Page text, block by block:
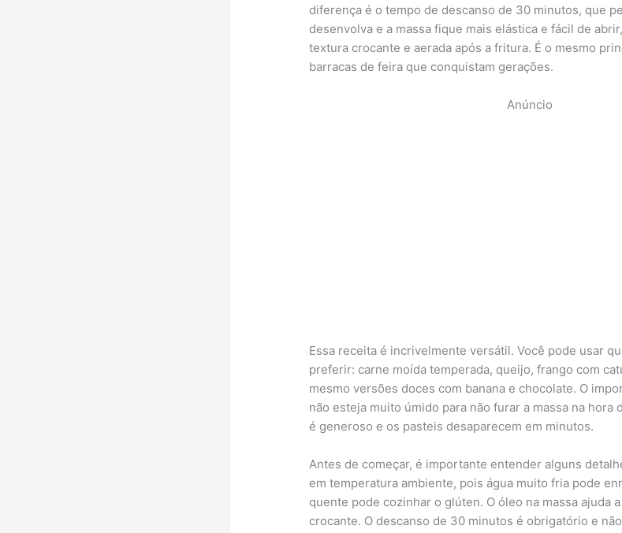
diferença é o tempo de descanso de 30 minutos, que
desenvolva e a massa fique mais elástica e fácil de
textura crocante e aerada após a fritura. É o mesmo
barracas de feira que conquistam gerações.
Anúncio
Essa receita é incrivelmente versátil. Você pode usar
preferir: carne moída temperada, queijo, frango com
mesmo versões doces com banana e chocolate. O
não esteja muito úmido para não furar a massa na hora
é generoso e os pasteis desaparecem em minutos.
Antes de começar, é importante entender alguns
em temperatura ambiente, pois água muito fria pode
quente pode cozinhar o glúten. O óleo na massa ajuda
crocante. O descanso de 30 minutos é obrigatório e